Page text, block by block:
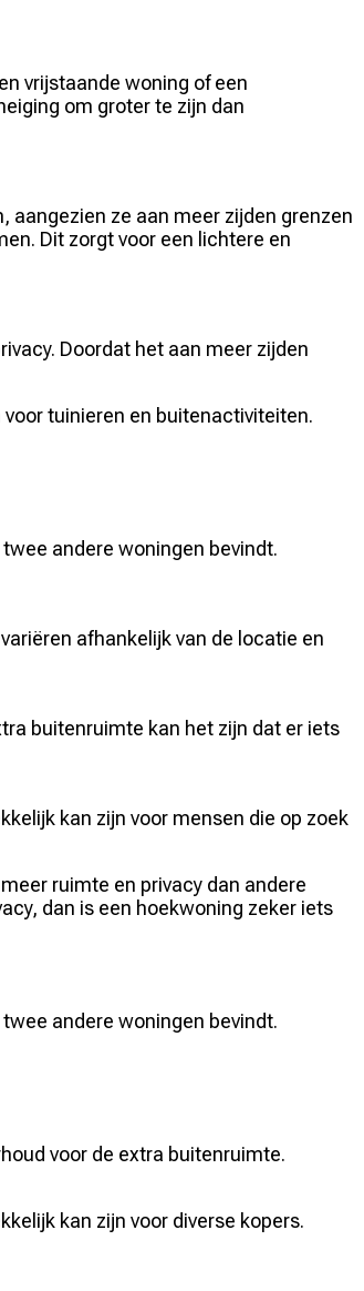
vrijstaande woning of een
om groter te zijn dan
aangezien ze aan meer zijden grenzen
Dit zorgt voor een lichtere en
Doordat het aan meer zijden
tuinieren en buitenactiviteiten.
andere woningen bevindt.
afhankelijk van de locatie en
buitenruimte kan het zijn dat er iets
kan zijn voor mensen die op zoek
ruimte en privacy dan andere
dan is een hoekwoning zeker iets
andere woningen bevindt.
voor de extra buitenruimte.
kan zijn voor diverse kopers.